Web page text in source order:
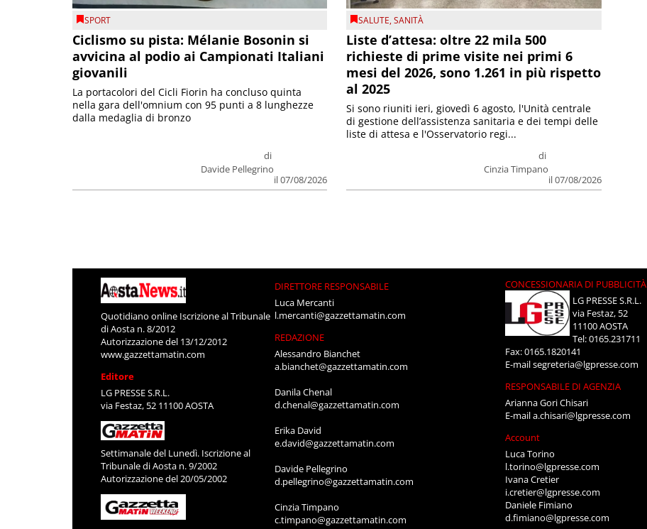
SPORT
Ciclismo su pista: Mélanie Bosonin si
avvicina al podio ai Campionati Italiani
giovanili
di
Davide Pellegrino
il 07/08/2026
La portacolori del Cicli Fiorin ha concluso quinta
nella gara dell'omnium con 95 punti a 8 lunghezze
dalla medaglia di bronzo
SALUTE,SANITÀ
Liste d’attesa: oltre 22 mila 500
richieste di prime visite nei primi 6
mesi del 2026, sono 1.261 in più rispetto
al 2025
di
Cinzia Timpano
il 07/08/2026
Si sono riuniti ieri, giovedì 6 agosto, l'Unità centrale
di gestione dell’assistenza sanitaria e dei tempi delle
liste di attesa e l'Osservatorio regi...
Quotidiano online Iscrizione al Tribunale
di Aosta n. 8/2012
Autorizzazione del 13/12/2012
www.gazzettamatin.com
Editore
LG PRESSE S.R.L.
via Festaz, 52 11100 AOSTA
Settimanale del Lunedì. Iscrizione al
Tribunale di Aosta n. 9/2002
Autorizzazione del 20/05/2002
DIRETTORE RESPONSABILE
Luca Mercanti
l.mercanti@gazzettamatin.com
REDAZIONE
Alessandro Bianchet
a.bianchet@gazzettamatin.com
Danila Chenal
d.chenal@gazzettamatin.com
Erika David
e.david@gazzettamatin.com
Davide Pellegrino
d.pellegrino@gazzettamatin.com
Cinzia Timpano
c.timpano@gazzettamatin.com
CONCESSIONARIA DI PUBBLICITÀ
LG PRESSE S.R.L.
via Festaz, 52
11100 AOSTA
Tel: 0165.231711
Fax: 0165.1820141
E-mailsegreteria@lgpresse.com
RESPONSABILE DI AGENZIA
Arianna Gori Chisari
E-maila.chisari@lgpresse.com
Account
Luca Torino
l.torino@lgpresse.com
Ivana Cretier
i.cretier@lgpresse.com
Daniele Fimiano
d.fimiano@lgpresse.com